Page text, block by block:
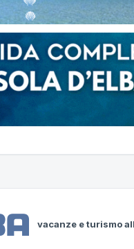
vacanze e turismo